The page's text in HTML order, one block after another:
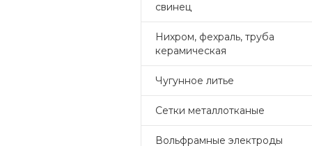
свинец
Нихром, фехраль, труба
керамическая
Чугунное литье
Сетки металлотканые
Вольфрамные электроды